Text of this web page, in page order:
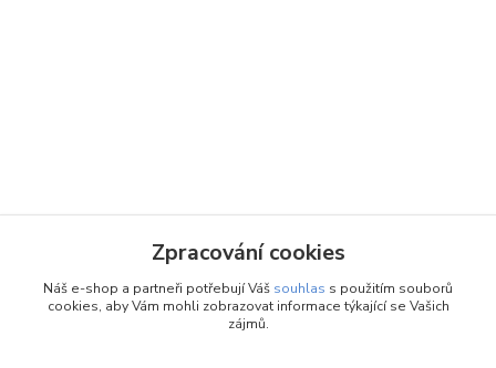
Zpracování cookies
Náš e-shop a partneři potřebují Váš souhlas s použitím souborů
cookies, aby Vám mohli zobrazovat informace týkající se Vašich
zájmů.